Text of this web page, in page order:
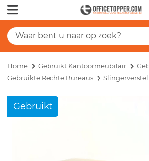
Home Gebruikt Kantoormeubilair
Gebruikte Rechte Bureaus
Gebruikt